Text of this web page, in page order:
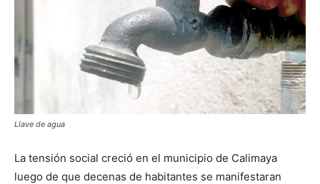
Llave de agua
La tensión social creció en el municipio de Calimaya
luego de que decenas de habitantes se manifestaran